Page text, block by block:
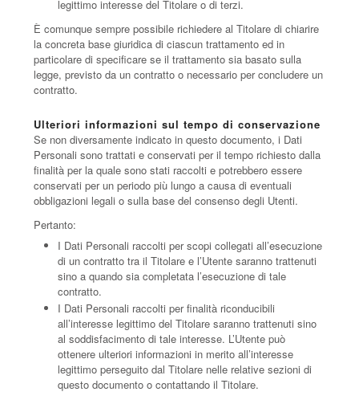
legittimo interesse del Titolare o di terzi.
È comunque sempre possibile richiedere al Titolare di chiarire
la concreta base giuridica di ciascun trattamento ed in
particolare di specificare se il trattamento sia basato sulla
legge, previsto da un contratto o necessario per concludere un
contratto.
Ulteriori informazioni sul tempo di conservazione
Se non diversamente indicato in questo documento, i Dati
Personali sono trattati e conservati per il tempo richiesto dalla
finalità per la quale sono stati raccolti e potrebbero essere
conservati per un periodo più lungo a causa di eventuali
obbligazioni legali o sulla base del consenso degli Utenti.
Pertanto:
I Dati Personali raccolti per scopi collegati all’esecuzione
di un contratto tra il Titolare e l’Utente saranno trattenuti
sino a quando sia completata l’esecuzione di tale
contratto.
I Dati Personali raccolti per finalità riconducibili
all’interesse legittimo del Titolare saranno trattenuti sino
al soddisfacimento di tale interesse. L’Utente può
ottenere ulteriori informazioni in merito all’interesse
legittimo perseguito dal Titolare nelle relative sezioni di
questo documento o contattando il Titolare.